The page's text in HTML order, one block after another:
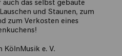
das selbst gebaute
und Staunen, zum
zum Verkosten eines
e. V.